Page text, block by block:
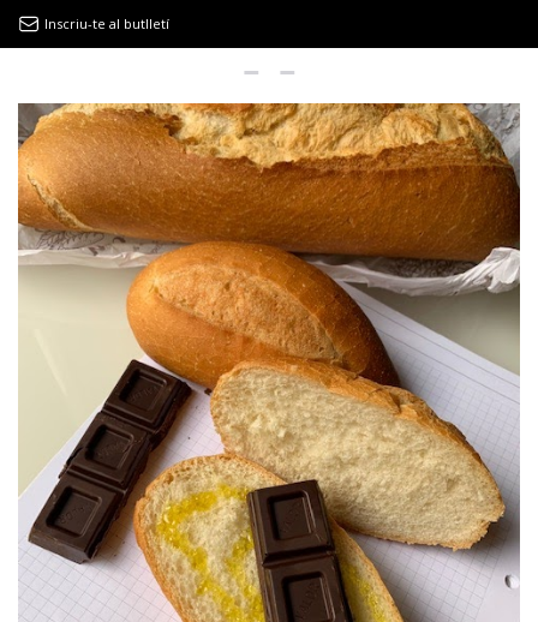
9MAGAZÍN
EL CLÀSSIC | ALBERT PLA
“LA VIDA ÉS COM LA MAR: SEMPRE BUSCA L’EQUILIBRI”
NOVETATS DISCOGRÀFIQUES
EL CLÀSSIC | ELS 3 TAMBORS
TEMÀTIQUES
()
()
Inscriu-te al butlletí